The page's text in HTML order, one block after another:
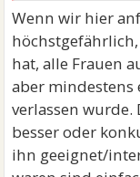
Kinder zu
dass die Frau,
für die Zeit der
konkurrenzlos
seiner
Frau 101, die das
Wenn wir hier
hat, alle Frauen
aber mindestens
verlassen wurde.
besser oder
ihn geeignet/